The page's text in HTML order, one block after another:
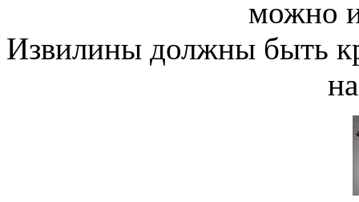
можно
Извилины должны быть